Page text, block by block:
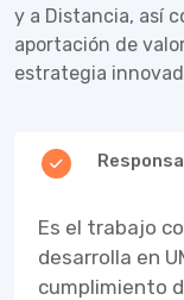
y a Distancia, así
aportación de
estrategia
Es el trabajo
desarrolla en
cumplimiento